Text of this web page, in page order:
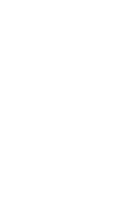
していますので、
、広い心でやり取